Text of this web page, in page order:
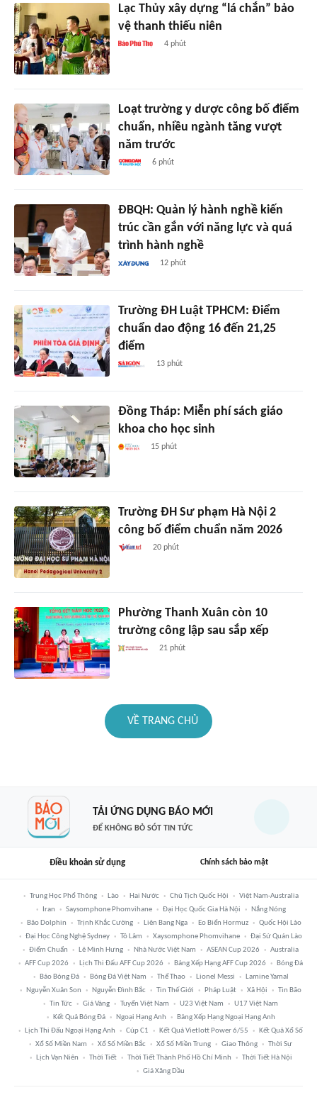
Lạc Thủy xây dựng “lá chắn” bảo
vệ thanh thiếu niên
4 phút
Loạt trường y dược công bố điểm
chuẩn, nhiều ngành tăng vượt
năm trước
6 phút
ĐBQH: Quản lý hành nghề kiến
trúc cần gắn với năng lực và quá
trình hành nghề
12 phút
Trường ĐH Luật TPHCM: Điểm
chuẩn dao động 16 đến 21,25
điểm
13 phút
Đồng Tháp: Miễn phí sách giáo
khoa cho học sinh
15 phút
Trường ĐH Sư phạm Hà Nội 2
công bố điểm chuẩn năm 2026
20 phút
Phường Thanh Xuân còn 10
trường công lập sau sắp xếp
21 phút
VỀ TRANG CHỦ
TẢI ỨNG DỤNG BÁO MỚI
ĐỂ KHÔNG BỎ SÓT TIN TỨC
Điều khoản sử dụng Chính sách bảo mật
Trung Học Phổ Thông Lào Hai Nước Chủ Tịch Quốc Hội
Việt Nam-Australia
Iran
Saysomphone Phomvihane Đại Học Quốc Gia Hà Nội
Nắng Nóng
Bão Dolphin
Trịnh Khắc Cường Liên Bang Nga Eo Biển Hormuz
Quốc Hội Lào
Đại Học Công Nghệ Sydney
Tô Lâm Xaysomphone Phomvihane
Đại Sứ Quán Lào
Điểm Chuẩn
Lê Minh Hưng Nhà Nước Việt Nam ASEAN Cup 2026
Australia
AFF Cup 2026
Lịch Thi Đấu AFF Cup 2026 Bảng Xếp Hạng AFF Cup 2026
Bóng Đá
Báo Bóng Đá
Bóng Đá Việt Nam Thể Thao Lionel Messi
Lamine Yamal
Nguyễn Xuân Son
Nguyễn Đình Bắc Tin Thế Giới Pháp Luật Xã Hội
Tin Bão
Tin Tức
Giá Vàng Tuyển Việt Nam U23 Việt Nam
U17 Việt Nam
Kết Quả Bóng Đá
Ngoại Hạng Anh
Bảng Xếp Hạng Ngoại Hạng Anh
Lịch Thi Đấu Ngoại Hạng Anh
Cúp C1 Kết Quả Vietlott Power 6/55
Kết Quả Xổ Số
Xổ Số Miền Nam
Xổ Số Miền Bắc Xổ Số Miền Trung Giao Thông
Thời Sự
Lịch Vạn Niên
Thời Tiết Thời Tiết Thành Phố Hồ Chí Minh
Thời Tiết Hà Nội
Giá Xăng Dầu